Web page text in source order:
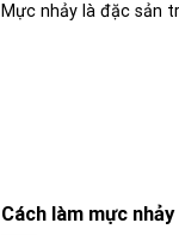
Mực nhảy là đặc sản
Cách làm mực